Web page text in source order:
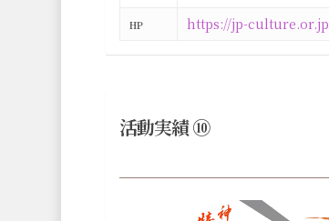
HP https://jp-
活動実績 ⑩